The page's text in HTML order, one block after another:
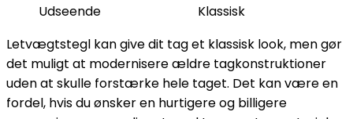
Udseende
Klassisk
Letvægtstegl kan give dit tag et klassisk look, men gør
det muligt at modernisere ældre tagkonstruktioner
uden at skulle forstærke hele taget. Det kan være en
fordel, hvis du ønsker en hurtigere og billigere